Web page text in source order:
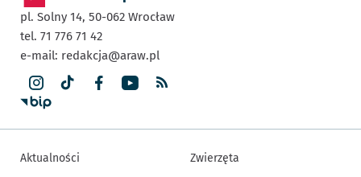
pl. Solny 14, 50-062 Wrocław
tel. 71 776 71 42
e-mail: redakcja@araw.pl
Aktualności
Zwierzęta